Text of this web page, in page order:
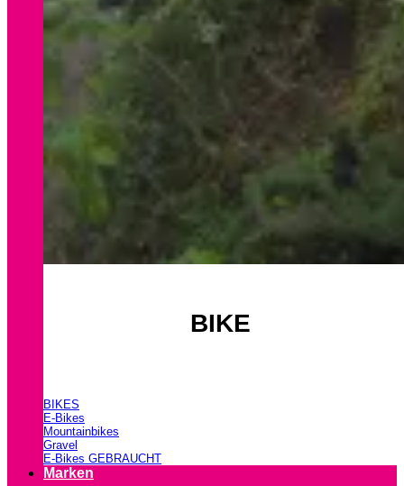
BIKE
BIKES
E-Bikes
Mountainbikes
Gravel
E-Bikes GEBRAUCHT
Marken